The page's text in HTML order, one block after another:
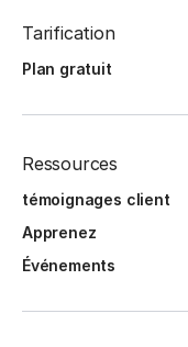
Tarification
Plan gratuit
Ressources
témoignages client
Apprenez
Événements